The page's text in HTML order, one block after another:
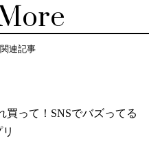
連記事
買って！SNSでバズってる